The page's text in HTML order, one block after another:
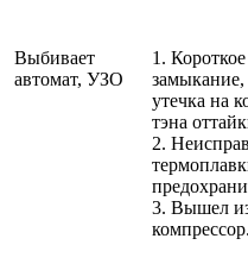
Выбивает
автомат, УЗО
1. Короткое
утечка на
тэна
2.
3. Вышел
компрессор.